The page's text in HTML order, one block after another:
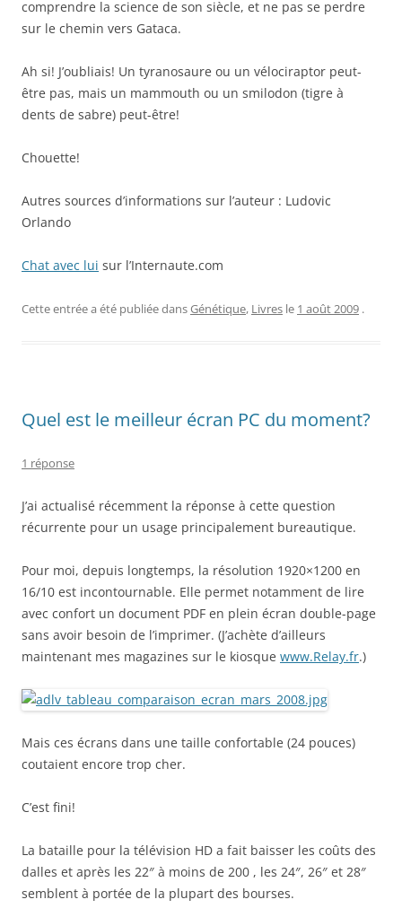
comprendre la science de son siècle, et ne pas se perdre
sur le chemin vers Gataca.
Ah si! J’oubliais! Un tyranosaure ou un vélociraptor peut-
être pas, mais un mammouth ou un smilodon (tigre à
dents de sabre) peut-être!
Chouette!
Autres sources d’informations sur l’auteur : Ludovic
Orlando
Chat avec lui sur l’Internaute.com
Cette entrée a été publiée dansGénétique, Livres le 1 août 2009 .
Quel est le meilleur écran PC du moment?
1 réponse
J’ai actualisé récemment la réponse à cette question
récurrente pour un usage principalement bureautique.
Pour moi, depuis longtemps, la résolution 1920×1200 en
16/10 est incontournable. Elle permet notamment de lire
avec confort un document PDF en plein écran double-page
sans avoir besoin de l’imprimer. (J’achète d’ailleurs
maintenant mes magazines sur le kiosque www.Relay.fr.)
Mais ces écrans dans une taille confortable (24 pouces)
coutaient encore trop cher.
C’est fini!
La bataille pour la télévision HD a fait baisser les coûts des
dalles et après les 22″ à moins de 200 , les 24″, 26″ et 28″
semblent à portée de la plupart des bourses.